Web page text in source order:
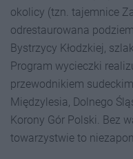
okolicy (tzn. tajemnice
odrestaurowana
Bystrzycy Kłodzkiej,
Program wycieczki
przewodnikiem
Międzylesia, Dolnego
Korony Gór Polski. Bez
towarzystwie to